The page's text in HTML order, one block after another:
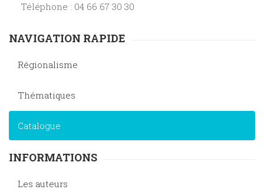
Téléphone : 04 66 67 30 30
NAVIGATION RAPIDE
Régionalisme
Thématiques
Catalogue
INFORMATIONS
Les auteurs